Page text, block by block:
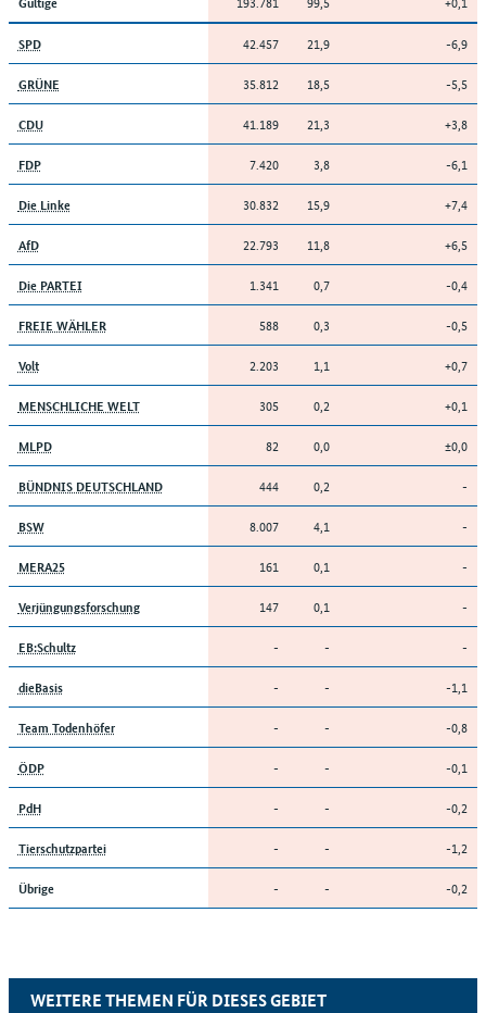
SPD 42.457 21,9 -6,9
GRÜNE 35.812 18,5 -5,5
CDU 41.189 21,3 +3,8
FDP 7.420 3,8 -6,1
Die Linke 30.832 15,9 +7,4
AfD 22.793 11,8 +6,5
Die PARTEI 1.341 0,7 -0,4
FREIE WÄHLER 588 0,3 -0,5
Volt 2.203 1,1 +0,7
MENSCHLICHE WELT 305 0,2 +0,1
MLPD 82 0,0 ±0,0
BÜNDNIS DEUTSCHLAND 444 0,2 -
BSW 8.007 4,1 -
MERA25 161 0,1 -
Verjüngungsforschung 147 0,1 -
EB:Schultz - - -
dieBasis - - -1,1
Team Todenhöfer - - -0,8
ÖDP - - -0,1
PdH - - -0,2
Tierschutzpartei - - -1,2
Übrige - - -0,2
WEITERE THEMEN FÜR DIESES GEBIET